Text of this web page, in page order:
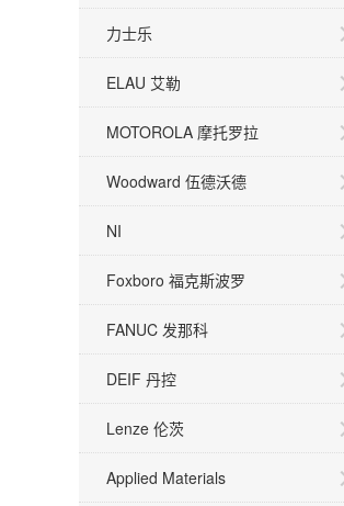
力士乐
ELAU 艾勒
MOTOROLA 摩托罗拉
Woodward 伍德沃德
NI
Foxboro 福克斯波罗
FANUC 发那科
DEIF 丹控
Lenze 伦茨
Applied Materials